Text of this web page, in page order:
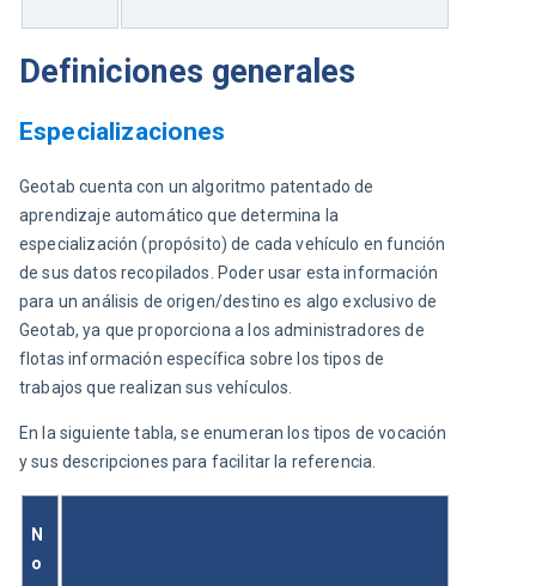
Definiciones generales
Especializaciones
Geotab cuenta con un algoritmo patentado de
aprendizaje automático que determina la
especialización (propósito) de cada vehículo en función
de sus datos recopilados. Poder usar esta información
para un análisis de origen/destino es algo exclusivo de
Geotab, ya que proporciona a los administradores de
flotas información específica sobre los tipos de
trabajos que realizan sus vehículos.
En la siguiente tabla, se enumeran los tipos de vocación
y sus descripciones para facilitar la referencia.
N
o